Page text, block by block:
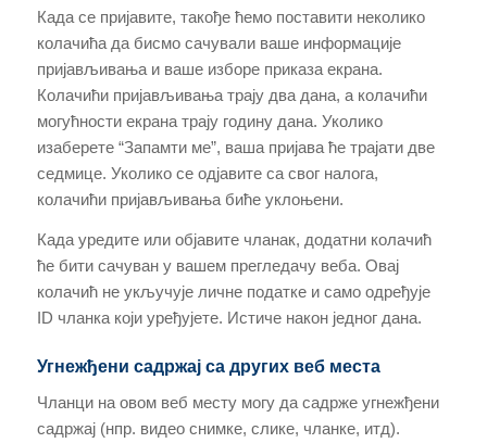
Када се пријавите, такође ћемо поставити неколико
колачића да бисмо сачували ваше информације
пријављивања и ваше изборе приказа екрана.
Колачићи пријављивања трају два дана, а колачићи
могућности екрана трају годину дана. Уколико
изаберете “Запамти ме”, ваша пријава ће трајати две
седмице. Уколико се одјавите са свог налога,
колачићи пријављивања биће уклоњени.
Када уредите или објавите чланак, додатни колачић
ће бити сачуван у вашем прегледачу веба. Овај
колачић не укључује личне податке и само одређује
ID чланка који уређујете. Истиче након једног дана.
Угнежђени садржај са других веб места
Чланци на овом веб месту могу да садрже угнежђени
садржај (нпр. видео снимке, слике, чланке, итд).